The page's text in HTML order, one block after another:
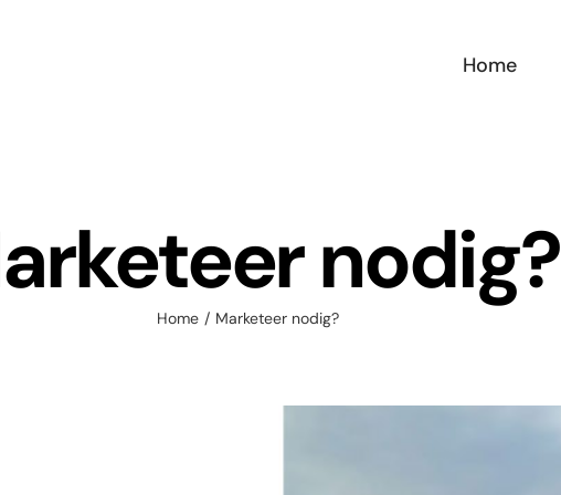
Home
nodig?
Home / Marketeer nodig?